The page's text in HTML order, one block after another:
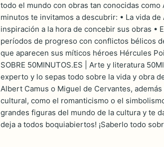
todo el mundo con obras tan conocidas
minutos te invitamos a descubrir: • La vida
inspiración a la hora de concebir sus obras •
períodos de progreso con conflictos bélicos
que aparecen sus míticos héroes Hércules
SOBRE 50MINUTOS.ES | Arte y literatura
experto y lo sepas todo sobre la vida y obra
Albert Camus o Miguel de Cervantes,
cultural, como el romanticismo o el
grandes figuras del mundo de la cultura y te
deja a todos boquiabiertos! ¡Saberlo todo